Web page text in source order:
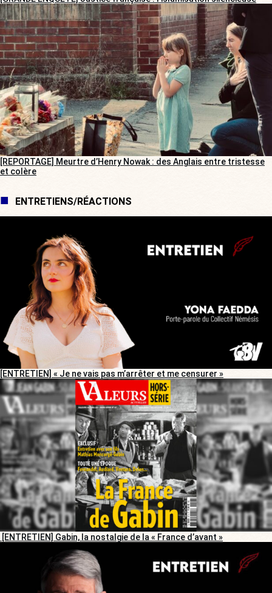
[REPORTAGE] Meurtre d’Henry Nowak : des Anglais entre tristesse
et colère
ENTRETIENS/RÉACTIONS
[ENTRETIEN] « Je ne vais pas m’arrêter et me censurer »
[ENTRETIEN] Gabin, la nostalgie de la « France d’avant »